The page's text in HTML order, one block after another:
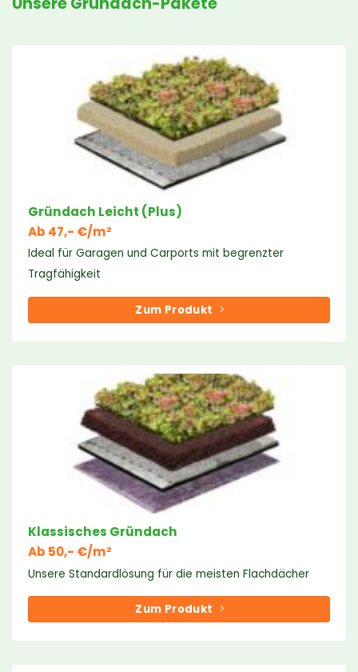
Gründach Leicht (Plus)
Ab 47,- €/m²
Ideal für Garagen und Carports mit begrenzter
Tragfähigkeit
Zum Produkt
Klassisches Gründach
Ab 50,- €/m²
Unsere Standardlösung für die meisten Flachdächer
Zum Produkt